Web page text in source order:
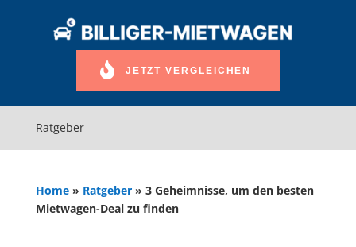
JETZT VERGLEICHEN
Ratgeber
Home» Ratgeber» 3 Geheimnisse, um den besten
Mietwagen-Deal zu finden